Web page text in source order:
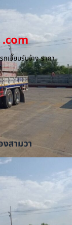
.com
เฮี๊ยบรับจ้าง ราคา
สามวา